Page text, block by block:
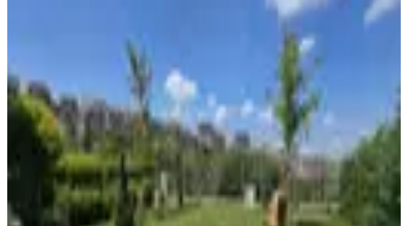
Site İçi 4,5+2 220 M2 Müsatkil Garajlı
Pendik, Çamlık Mahallesi
4+2· 650 m²· 05.08.2026
205.000 ₺
HOMEPROPERTY GAYRİMENKUL Sebahattin Ölmez